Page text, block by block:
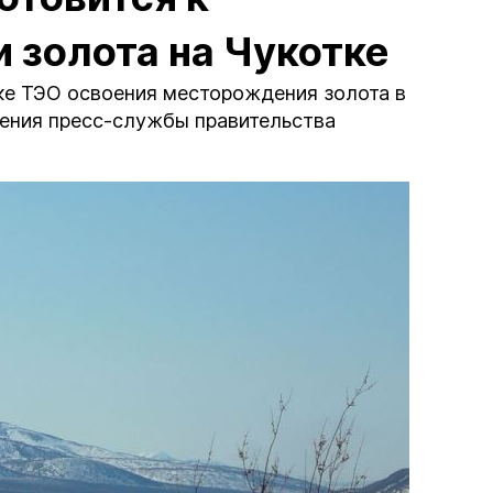
на Чукотке
ТЭО освоения месторождения золота в
пресс-службы правительства